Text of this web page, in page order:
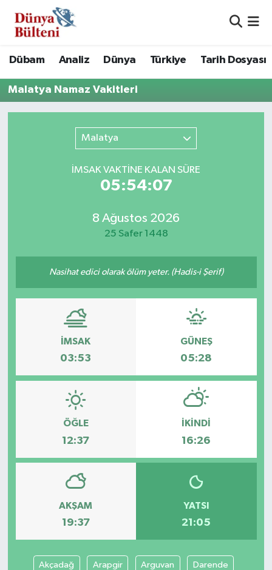
Dübam Analiz Dünya Türkiye Tarih Dosyası
Malatya Namaz Vakitleri
Malatya
İMSAK VAKTİNE KALAN SÜRE
05:54:07
8 Ağustos 2026
25 Safer 1448
Nasihat edici olarak ölüm yeter. (Hadis-i Şerif)
İMSAK
03:53
GÜNEŞ
05:28
ÖĞLE
12:37
İKINDI
16:26
AKŞAM
19:37
YATSI
21:05
Akçadağ Arapgir Arguvan Darende
Hava Durumu
Trafik Durumu
Süper Lig Puan Durumu ve Fikstür
Son Dakika Haberleri